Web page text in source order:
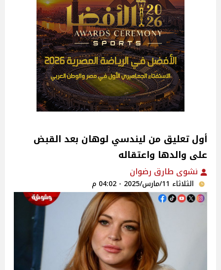
أول تعليق من ليندسي لوهان بعد القبض
على والدها واعتقاله
نشوى طارق رضوان
الثلاثاء 11/مارس/2025 - 04:02 م